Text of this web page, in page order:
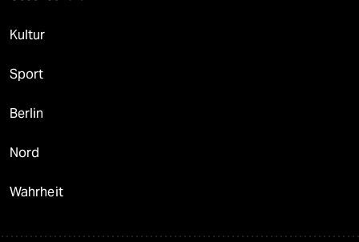
Kultur
Sport
Berlin
Nord
Wahrheit